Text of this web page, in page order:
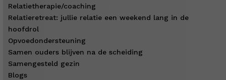
Relatietherapie/coaching
Relatieretreat: jullie relatie een weekend lang in de
hoofdrol
Opvoedondersteuning
Samen ouders blijven na de scheiding
Samengesteld gezin
Blogs